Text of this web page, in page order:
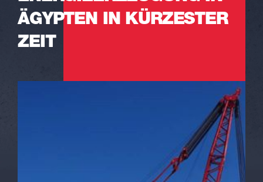
ÄGYPTEN IN KÜRZESTER
ZEIT